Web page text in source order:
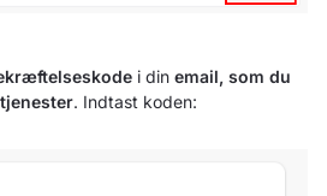
i din email, som du
. Indtast koden: